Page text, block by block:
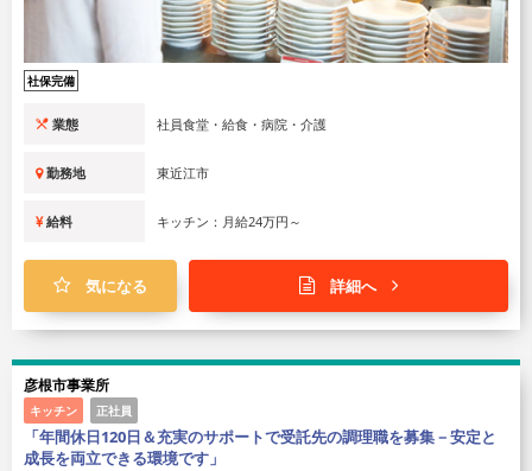
社保完備
業態 社員食堂・給食・病院・介護
勤務地 東近江市
給料 キッチン：月給24万円～
気になる 詳細へ
彦根市事業所
キッチン 正社員
「年間休日120日＆充実のサポートで受託先の調理職を募集－安定と
成長を両立できる環境です」